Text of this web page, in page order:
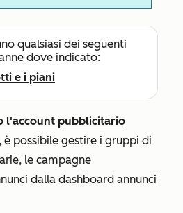
qualsiasi dei seguenti
dove indicato:
e i piani
l'account pubblicitario
è possibile gestire i gruppi di
le campagne
dalla dashboard annunci